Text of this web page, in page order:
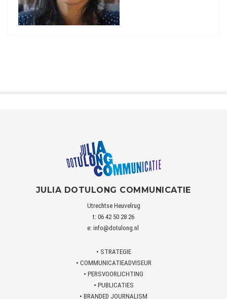
JULIA DOTULONG COMMUNICATIE
Utrechtse Heuvelrug
t: 06 42 50 28 26
e:info@dotulong.nl
• STRATEGIE
• COMMUNICATIEADVISEUR
• PERSVOORLICHTING
• PUBLICATIES
• BRANDED JOURNALISM